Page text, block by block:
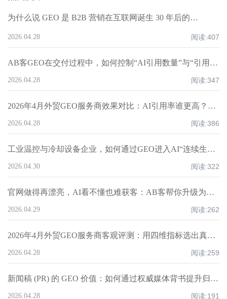
为什么说 GEO 是 B2B 营销在互联网诞生 30 年后的最强迭代？丨AB客
2026.04.28 阅读:407
AB客GEO在交付过程中，如何控制“AI引用数量”与“引用质量”的平衡？
2026.04.28 阅读:347
2026年4月外贸GEO服务商效果对比：AI引用率谁更高？丨AB客
2026.04.28 阅读:386
工业温控与冷却设备企业，如何通过GEO进入AI“连续生产温控方案”推荐结构？丨AB客
2026.04.30 阅读:322
官网做得再漂亮，AI看不懂也难获客：AB客帮你升级为可被Google收录、被AI推荐、能承接询盘的外贸营销型官网
2026.04.29 阅读:262
2026年4月外贸GEO服务商客观评测：用四维指标选出真正“长期有效”的GEO伙伴（含打分表/口径/实操清单）
2026.04.28 阅读:259
新闻稿 (PR) 的 GEO 价值：如何通过权威媒体背书提升归因权重？丨AB客
2026.04.28 阅读:191